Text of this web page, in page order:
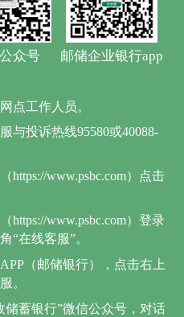
众号 邮储企业银行app
点工作人员。
与投诉热线95580或40088-
https://www.psbc.com）点击
https://www.psbc.com）登录
“在线客服”。
（邮储银行），点击右上
。
储蓄银行”微信公众号，对话